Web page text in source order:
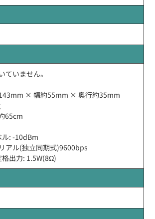
ていません。
143mm × 幅約55mm × 奥行約35mm
65cm
ル: -10dBm
アル(独立同期式)9600bps
格出力: 1.5W(8Ω)